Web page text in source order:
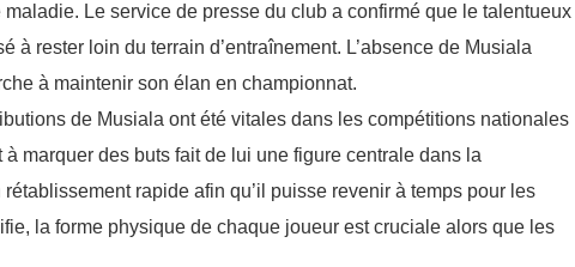
Le service de presse du club a confirmé que le talentueux
à rester loin du terrain d’entraînement. L’absence de Musiala
à maintenir son élan en championnat.
de Musiala ont été vitales dans les compétitions nationales
marquer des buts fait de lui une figure centrale dans la
rapide afin qu’il puisse revenir à temps pour les
la forme physique de chaque joueur est cruciale alors que les